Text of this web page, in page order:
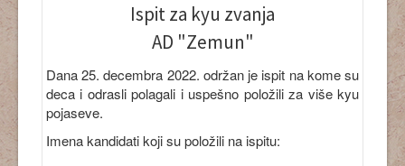
Ispit za kyu zvanja
AD "Zemun"
Dana 25. decembra 2022. održan je ispit na kome su
deca i odrasli polagali i uspešno položili za više kyu
pojaseve.
Imena kandidati koji su položili na ispitu: